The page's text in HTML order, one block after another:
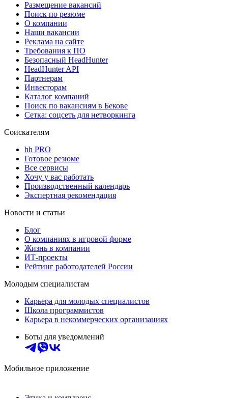
Размещение вакансий
Поиск по резюме
О компании
Наши вакансии
Реклама на сайте
Требования к ПО
Безопасный HeadHunter
HeadHunter API
Партнерам
Инвесторам
Каталог компаний
Поиск по вакансиям в Бекове
Сетка: соцсеть для нетворкинга
Соискателям
hh PRO
Готовое резюме
Все сервисы
Хочу у вас работать
Производственный календарь
Экспертная рекомендация
Новости и статьи
Блог
О компаниях в игровой форме
Жизнь в компании
ИТ-проекты
Рейтинг работодателей России
Молодым специалистам
Карьера для молодых специалистов
Школа программистов
Карьера в некоммерческих организациях
Боты для уведомлений
Мобильное приложение